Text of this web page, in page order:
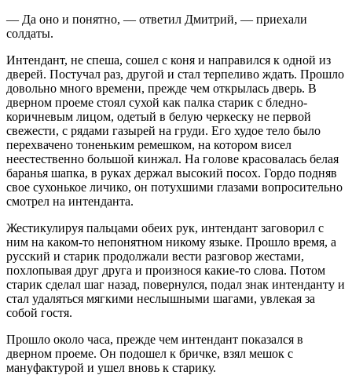
— Да оно и понятно, — ответил Дмитрий, — приехали
солдаты.
Интендант, не спеша, сошел с коня и направился к одной из
дверей. Постучал раз, другой и стал терпеливо ждать. Прошло
довольно много времени, прежде чем открылась дверь. В
дверном проеме стоял сухой как палка старик с бледно-
коричневым лицом, одетый в белую черкеску не первой
свежести, с рядами газырей на груди. Его худое тело было
перехвачено тоненьким ремешком, на котором висел
неестественно большой кинжал. На голове красовалась белая
баранья шапка, в руках держал высокий посох. Гордо подняв
свое сухонькое личико, он потухшими глазами вопросительно
смотрел на интенданта.
Жестикулируя пальцами обеих рук, интендант заговорил с
ним на каком-то непонятном никому языке. Прошло время, а
русский и старик продолжали вести разговор жестами,
похлопывая друг друга и произнося какие-то слова. Потом
старик сделал шаг назад, повернулся, подал знак интенданту и
стал удаляться мягкими неслышными шагами, увлекая за
собой гостя.
Прошло около часа, прежде чем интендант показался в
дверном проеме. Он подошел к бричке, взял мешок с
мануфактурой и ушел вновь к старику.